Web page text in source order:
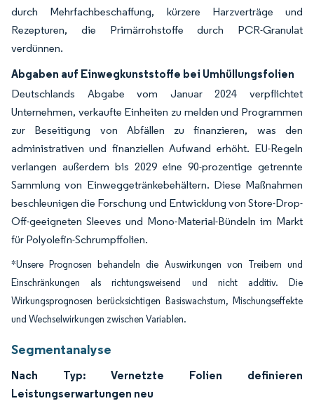
durch Mehrfachbeschaffung, kürzere Harzverträge und
Rezepturen, die Primärrohstoffe durch PCR-Granulat
verdünnen.
Abgaben auf Einwegkunststoffe bei Umhüllungsfolien
Deutschlands Abgabe vom Januar 2024 verpflichtet
Unternehmen, verkaufte Einheiten zu melden und Programmen
zur Beseitigung von Abfällen zu finanzieren, was den
administrativen und finanziellen Aufwand erhöht. EU-Regeln
verlangen außerdem bis 2029 eine 90-prozentige getrennte
Sammlung von Einweggetränkebehältern. Diese Maßnahmen
beschleunigen die Forschung und Entwicklung von Store-Drop-
Off-geeigneten Sleeves und Mono-Material-Bündeln im Markt
für Polyolefin-Schrumpffolien.
*Unsere Prognosen behandeln die Auswirkungen von Treibern und
Einschränkungen als richtungsweisend und nicht additiv. Die
Wirkungsprognosen berücksichtigen Basiswachstum, Mischungseffekte
und Wechselwirkungen zwischen Variablen.
Segmentanalyse
Nach Typ: Vernetzte Folien definieren
Leistungserwartungen neu